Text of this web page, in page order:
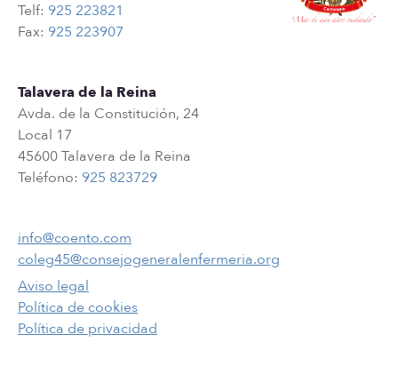
Telf: 925 223821
Fax: 925 223907
Talavera de la Reina
Avda. de la Constitución, 24
Local 17
45600 Talavera de la Reina
Teléfono: 925 823729
info@coento.com
coleg45@consejogeneralenfermeria.org
Aviso legal
Política de cookies
Política de privacidad